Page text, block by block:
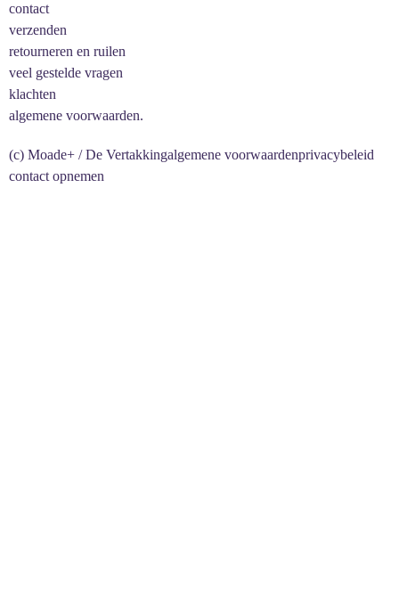
contact
verzenden
retourneren en ruilen
veel gestelde vragen
klachten
algemene voorwaarden.
(c) Moade+ / De Vertakkingalgemene voorwaardenprivacybeleid
contact opnemen